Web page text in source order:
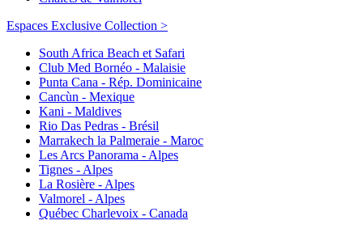
Espaces Exclusive Collection >
South Africa Beach et Safari
Club Med Bornéo - Malaisie
Punta Cana - Rép. Dominicaine
Cancùn - Mexique
Kani - Maldives
Rio Das Pedras - Brésil
Marrakech la Palmeraie - Maroc
Les Arcs Panorama - Alpes
Tignes - Alpes
La Rosière - Alpes
Valmorel - Alpes
Québec Charlevoix - Canada